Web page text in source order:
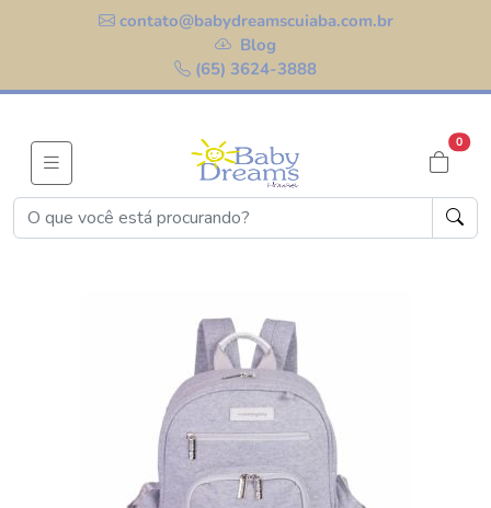
contato@babydreamscuiaba.com.br
Blog
(65) 3624-3888
0